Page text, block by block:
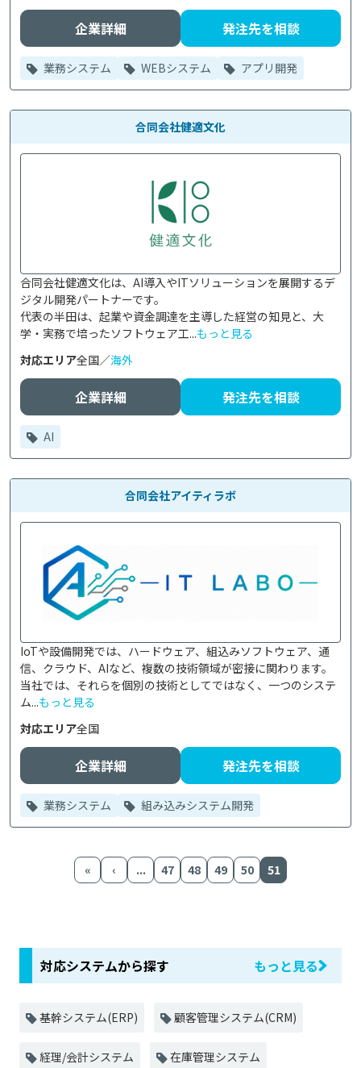
企業詳細 発注先を相談
業務システム WEBシステム アプリ開発
合同会社健適文化
合同会社健適文化は、AI導入やITソリューションを展開するデ
ジタル開発パートナーです。
代表の半田は、起業や資金調達を主導した経営の知見と、大
学・実務で培ったソフトウェア工...もっと見る
対応エリア全国／海外
企業詳細 発注先を相談
AI
合同会社アイティラボ
IoTや設備開発では、ハードウェア、組込みソフトウェア、通
信、クラウド、AIなど、複数の技術領域が密接に関わります。
当社では、それらを個別の技術としてではなく、一つのシステ
ム...もっと見る
対応エリア全国
企業詳細 発注先を相談
業務システム 組み込みシステム開発
« ‹ ... 47 48 49 50 51
対応システムから探す もっと見る
基幹システム(ERP) 顧客管理システム(CRM)
経理/会計システム 在庫管理システム